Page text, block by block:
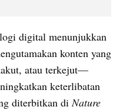
digital menunjukkan
konten yang
atau terkejut—
keterlibatan
diterbitkan di Nature